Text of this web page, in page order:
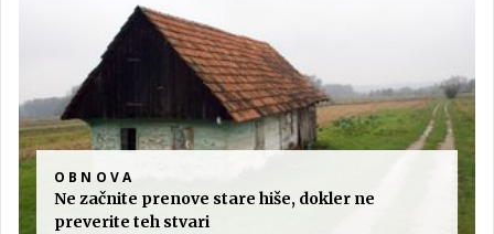
OBNOVA
Ne začnite prenove stare hiše, dokler ne
preverite teh stvari